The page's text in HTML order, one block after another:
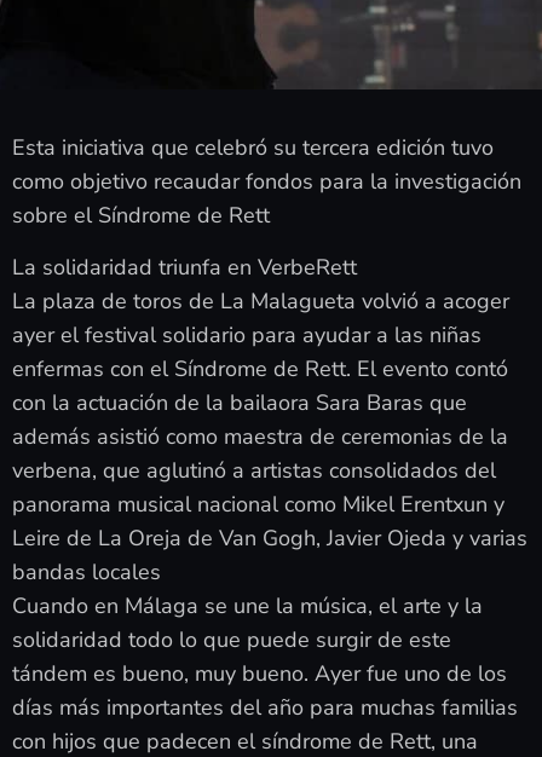
Esta iniciativa que celebró su tercera edición tuvo
como objetivo recaudar fondos para la investigación
sobre el Síndrome de Rett
La solidaridad triunfa en VerbeRett
La plaza de toros de La Malagueta volvió a acoger
ayer el festival solidario para ayudar a las niñas
enfermas con el Síndrome de Rett. El evento contó
con la actuación de la bailaora Sara Baras que
además asistió como maestra de ceremonias de la
verbena, que aglutinó a artistas consolidados del
panorama musical nacional como Mikel Erentxun y
Leire de La Oreja de Van Gogh, Javier Ojeda y varias
bandas locales
Cuando en Málaga se une la música, el arte y la
solidaridad todo lo que puede surgir de este
tándem es bueno, muy bueno. Ayer fue uno de los
días más importantes del año para muchas familias
con hijos que padecen el síndrome de Rett, una